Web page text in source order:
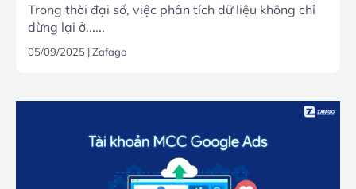
Trong thời đại số, việc phân tích dữ liệu không chỉ
dừng lại ở......
05/09/2025 |Zafago